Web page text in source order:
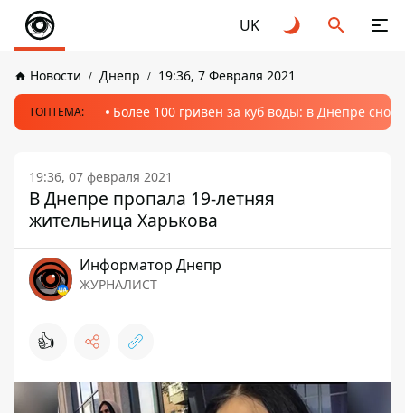
UK
Новости Днепр 19:36, 7 Февраля 2021
ТОПТЕМА: Более 100 гривен за куб воды: в Днепре
19:36, 07 февраля 2021
В Днепре пропала 19-летняя
жительница Харькова
Информатор Днепр
ЖУРНАЛИСТ
👍